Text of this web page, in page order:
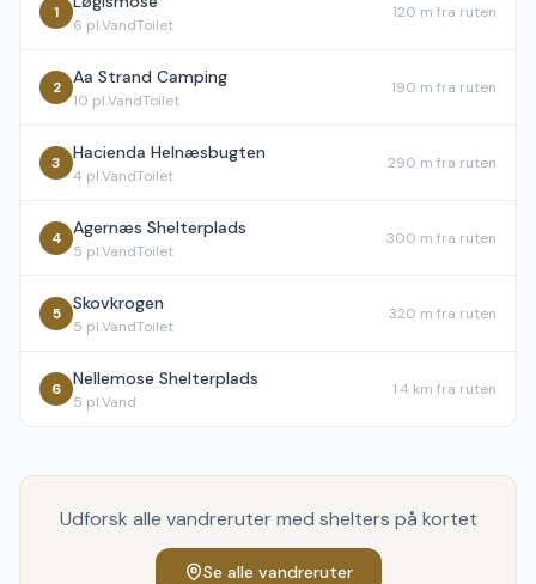
1
6 pl.VandToilet
120 m fra ruten
2 Aa Strand Camping
10 pl.VandToilet
190 m fra ruten
3 Hacienda Helnæsbugten
4 pl.VandToilet
290 m fra ruten
4 Agernæs Shelterplads
5 pl.VandToilet
300 m fra ruten
5 Skovkrogen
5 pl.VandToilet
320 m fra ruten
6 Nellemose Shelterplads
5 pl.Vand
1.4 km fra ruten
Udforsk alle vandreruter med shelters på kortet
Se alle vandreruter